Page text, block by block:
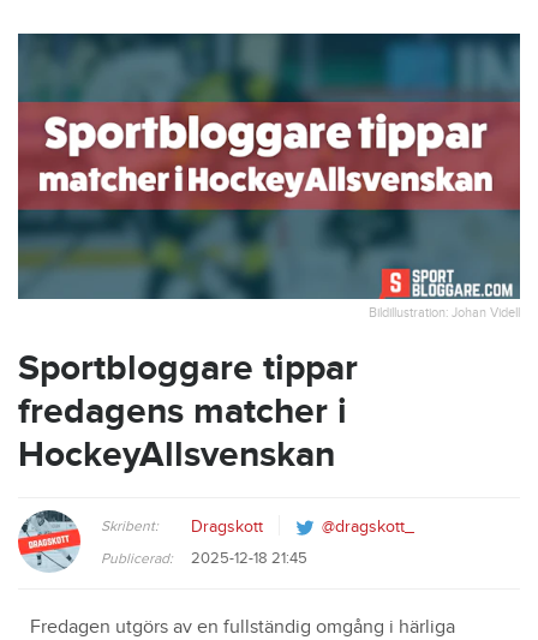
Bildillustration: Johan Videll
Sportbloggare tippar
fredagens matcher i
HockeyAllsvenskan
Skribent: Dragskott @dragskott_
Publicerad: 2025-12-18 21:45
Fredagen utgörs av en fullständig omgång i härliga